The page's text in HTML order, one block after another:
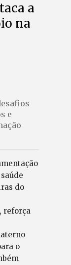
a
na
e
do
reforça
o